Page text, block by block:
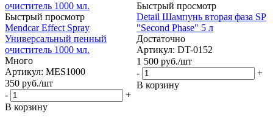
Быстрый просмотр
Mendcar Effect Spray
Универсальный пенный
очиститель 1000 мл.
Много
Артикул: MES1000
350 руб./шт
-
+
В корзину
Быстрый просмотр
Detail Шампунь вторая фаза SP
"Second Phase" 5 л
Достаточно
Артикул: DT-0152
1 500 руб./шт
-
+
В корзину